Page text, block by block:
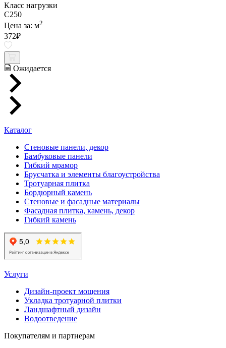
Класс нагрузки
C250
Цена за: м2
372₽
Ожидается
Каталог
Стеновые панели, декор
Бамбуковые панели
Гибкий мрамор
Брусчатка и элементы благоустройства
Тротуарная плитка
Бордюрный камень
Стеновые и фасадные материалы
Фасадная плитка, камень, декор
Гибкий камень
Услуги
Дизайн-проект мощения
Укладка тротуарной плитки
Ландшафтный дизайн
Водоотведение
Покупателям и партнерам